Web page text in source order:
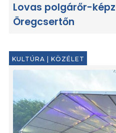
Lovas polgárőr-
Öregcsertőn
KULTÚRA | KÖZÉLET